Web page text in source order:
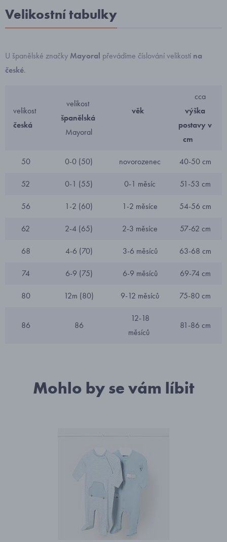
Velikostní tabulky
U španělské značky Mayoral převádíme číslování velikostí na
české.
velikost
česká
velikost
španělská
Mayoral
věk
cca
výška
postavy v
cm
50 0-0 (50) novorozenec 40-50 cm
52 0-1 (55) 0-1 měsíc 51-53 cm
56 1-2 (60) 1-2 měsíce 54-56 cm
62 2-4 (65) 2-3 měsíce 57-62 cm
68 4-6 (70) 3-6 měsíců 63-68 cm
74 6-9 (75) 6-9 měsíců 69-74 cm
80 12m (80) 9-12 měsíců 75-80 cm
86 86
12-18
měsíců
81-86 cm
Mohlo by se vám líbit